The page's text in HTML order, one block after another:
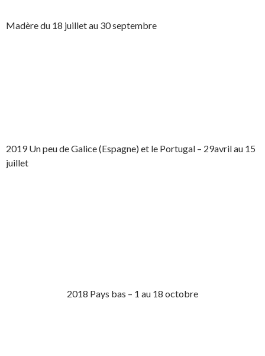
Madère du 18 juillet au 30 septembre
2019 Un peu de Galice (Espagne) et le Portugal – 29avril au 15
juillet
2018 Pays bas – 1 au 18 octobre